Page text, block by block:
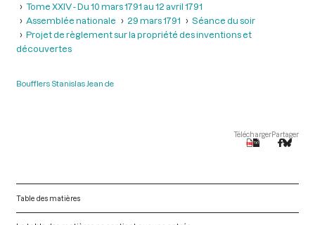
Tome XXIV - Du 10 mars 1791 au 12 avril 1791
Assemblée nationale
29 mars 1791
Séance du soir
Projet de règlement sur la propriété des inventions et
découvertes
Boufflers Stanislas Jean de
TéléchargerPartager
Table des matières